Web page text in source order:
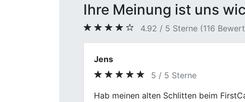
Ihre Meinung ist uns
4.92 / 5 Sterne (116
Mario S.
4 / 5 Sterne
Ich bin zufrieden mit dem Autoverkauf